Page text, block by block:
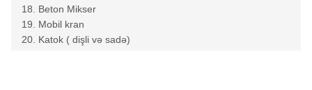
18. Beton Mikser
19. Mobil kran
20. Katok ( dişli və sadə)